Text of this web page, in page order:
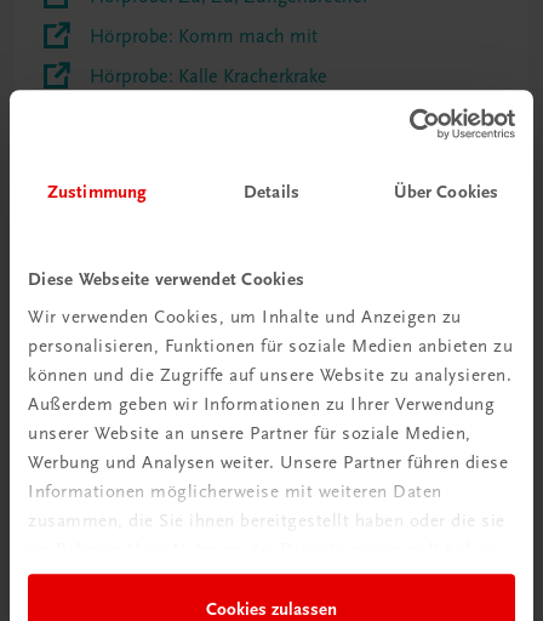
Zustimmung Details Über Cookies
Diese Webseite verwendet Cookies
Wir verwenden Cookies, um Inhalte und Anzeigen zu
personalisieren, Funktionen für soziale Medien anbieten zu
können und die Zugriffe auf unsere Website zu analysieren.
Außerdem geben wir Informationen zu Ihrer Verwendung
unserer Website an unsere Partner für soziale Medien,
Werbung und Analysen weiter. Unsere Partner führen diese
Informationen möglicherweise mit weiteren Daten
zusammen, die Sie ihnen bereitgestellt haben oder die sie
Cookies zulassen
Hörprobe: Komm mach mit
Hörprobe: Kalle Kracherkrake
Hörprobe: Roboter und Marionette
Hörprobe: Fehler machen-Lied
Hörprobe: Ich nicht
Hörprobe: Insektenparty
Diese Seite teilen auf: